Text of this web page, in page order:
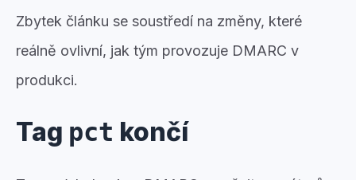
Zbytek článku se soustředí na změny, které
reálně ovlivní, jak tým provozuje DMARC v
produkci.
Tag pct končí